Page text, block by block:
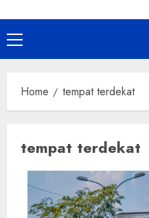
Primary
Menu
Home tempat terdekat
tempat terdekat